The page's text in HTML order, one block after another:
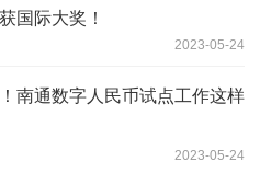
国际大奖！
2023-05-24
南通数字人民币试点工作这样
2023-05-24